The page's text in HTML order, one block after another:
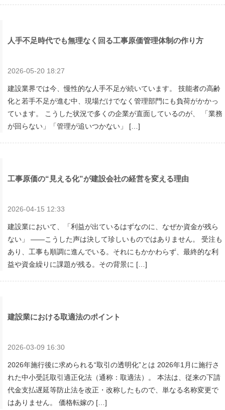
人手不足時代でも無理なく回る工事原価管理体制の作り方
2026-05-20 18:27
建設業界では今、慢性的な人手不足が続いています。 技能者の高齢
化と若手不足が進む中、現場だけでなく管理部門にも負荷がかかっ
ています。 こうした状況で多くの企業が直面しているのが、 「業務
が回らない」「管理が追いつかない」 […]
工事原価の“見える化”が建設会社の経営を変える理由
2026-04-15 12:33
建設業において、「利益が出ているはずなのに、なぜか資金が残ら
ない」 ――こうした声は決して珍しいものではありません。 受注も
あり、工事も順調に進んでいる。それにもかかわらず、最終的な利
益や資金繰りに課題が残る。その背景に […]
建設業における取適法のポイント
2026-03-09 16:30
2026年施行後に求められる“取引の透明化”とは 2026年1月に施行さ
れた中小受託取引適正化法（通称：取適法）。 本法は、従来の下請
代金支払遅延等防止法を改正・改称したもので、単なる名称変更で
はありません。 価格転嫁の […]